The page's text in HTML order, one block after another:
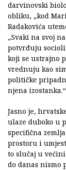
darvinovski
obliku, „kod
Radakovića
„Svaki na svoj
potvrđuju
koji se ustrajno
vrednuju kao
političke
njena izostanka.“
Jasno je,
ulaze duboko u
specifična
prostoru i
to slučaj u
do danas nismo